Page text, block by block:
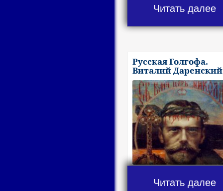
Читать далее
Русская Голгофа.
Виталий Даренский
Читать далее